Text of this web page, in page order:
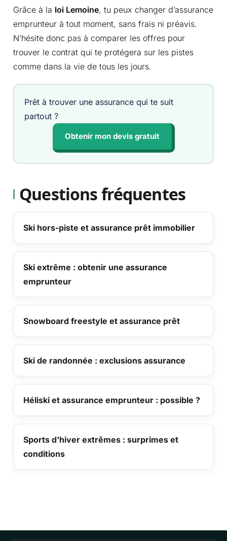
Grâce à la loi Lemoine, tu peux changer d’assurance
emprunteur à tout moment, sans frais ni préavis.
N’hésite donc pas à comparer les offres pour
trouver le contrat qui te protégera sur les pistes
comme dans la vie de tous les jours.
Prêt à trouver une assurance qui te suit
partout ?
Obtenir mon devis gratuit
Questions fréquentes
Ski hors-piste et assurance prêt immobilier
Ski extrême : obtenir une assurance
emprunteur
Snowboard freestyle et assurance prêt
Ski de randonnée : exclusions assurance
Héliski et assurance emprunteur : possible ?
Sports d'hiver extrêmes : surprimes et
conditions